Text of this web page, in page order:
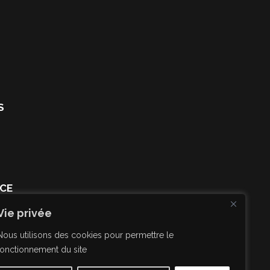
privée
utilisons des cookies pour permettre le
du site